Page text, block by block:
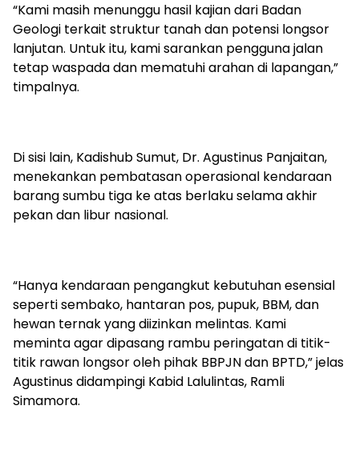
“Kami masih menunggu hasil kajian dari Badan
Geologi terkait struktur tanah dan potensi longsor
lanjutan. Untuk itu, kami sarankan pengguna jalan
tetap waspada dan mematuhi arahan di lapangan,”
timpalnya.
Di sisi lain, Kadishub Sumut, Dr. Agustinus Panjaitan,
menekankan pembatasan operasional kendaraan
barang sumbu tiga ke atas berlaku selama akhir
pekan dan libur nasional.
“Hanya kendaraan pengangkut kebutuhan esensial
seperti sembako, hantaran pos, pupuk, BBM, dan
hewan ternak yang diizinkan melintas. Kami
meminta agar dipasang rambu peringatan di titik-
titik rawan longsor oleh pihak BBPJN dan BPTD,” jelas
Agustinus didampingi Kabid Lalulintas, Ramli
Simamora.